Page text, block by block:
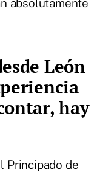
absolutamente
León
hay
Principado de